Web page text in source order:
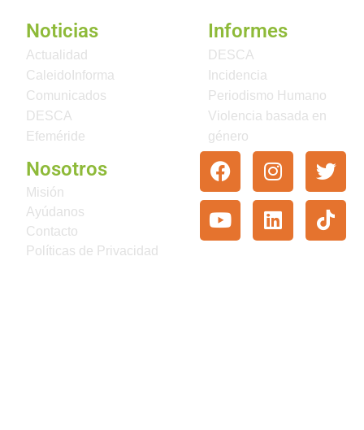
Noticias
Actualidad
CaleidoInforma
Comunicados
DESCA
Efeméride
Informes
DESCA
Incidencia
Periodismo Humano
Violencia basada en
género
Nosotros
Misión
Ayúdanos
Contacto
Políticas de Privacidad